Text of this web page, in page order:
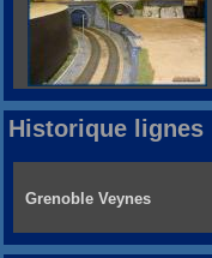
Historique lignes
Grenoble Veynes